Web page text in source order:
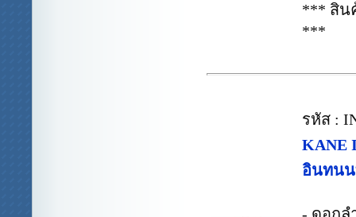
*** สิน
***
รหัส :
KANE
อินทน